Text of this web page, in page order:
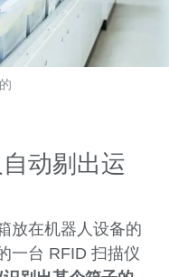
动剔出运
放在机器人设备的
一台 RFID 扫描仪